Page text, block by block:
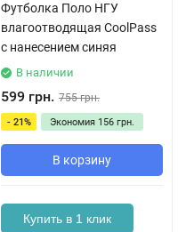
Футболка Поло НГУ
влагоотводящая CoolPass
с нанесением синяя
В наличии
599 грн. 755 грн.
- 21% Экономия 156 грн.
В корзину
Купить в 1 клик